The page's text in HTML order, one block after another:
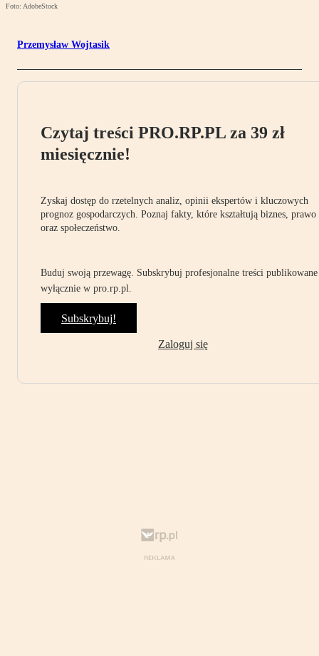
Foto: AdobeStock
Przemysław Wojtasik
Czytaj treści PRO.RP.PL za 39 zł
miesięcznie!
Zyskaj dostęp do rzetelnych analiz, opinii ekspertów i kluczowych
prognoz gospodarczych. Poznaj fakty, które kształtują biznes, prawo
oraz społeczeństwo.
Buduj swoją przewagę. Subskrybuj profesjonalne treści publikowane
wyłącznie w pro.rp.pl.
Subskrybuj!
Zaloguj się